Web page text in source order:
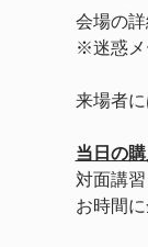
会場の
※迷惑メ
来場者に
当日の
対面講
お時間